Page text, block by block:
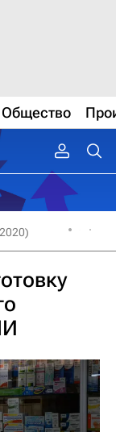
Общество